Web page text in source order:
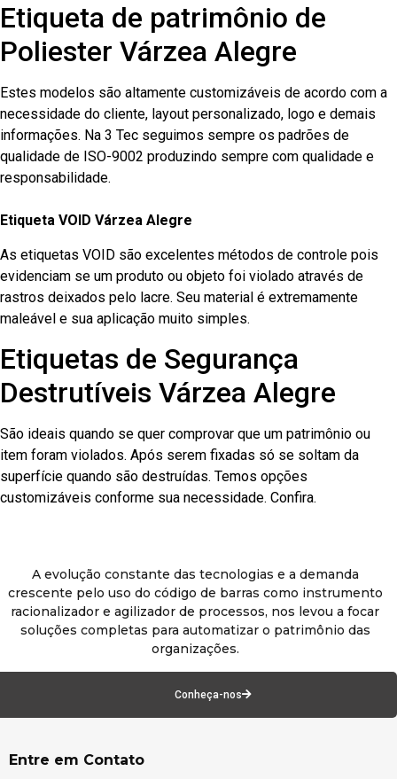
Etiqueta de patrimônio de
Poliester Várzea Alegre
Estes modelos são altamente customizáveis de acordo com a
necessidade do cliente, layout personalizado, logo e demais
informações. Na 3 Tec seguimos sempre os padrões de
qualidade de ISO-9002 produzindo sempre com qualidade e
responsabilidade.
Etiqueta VOID Várzea Alegre
As etiquetas VOID são excelentes métodos de controle pois
evidenciam se um produto ou objeto foi violado através de
rastros deixados pelo lacre. Seu material é extremamente
maleável e sua aplicação muito simples.
Etiquetas de Segurança
Destrutíveis Várzea Alegre
São ideais quando se quer comprovar que um patrimônio ou
item foram violados. Após serem fixadas só se soltam da
superfície quando são destruídas. Temos opções
customizáveis conforme sua necessidade. Confira.
A evolução constante das tecnologias e a demanda
crescente pelo uso do código de barras como instrumento
racionalizador e agilizador de processos, nos levou a focar
soluções completas para automatizar o patrimônio das
organizações.
Conheça-nos
Entre em Contato